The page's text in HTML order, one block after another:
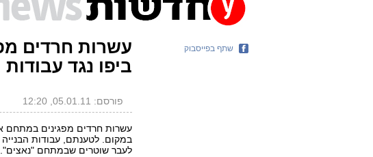
עשרות חרדים
ביפו נגד עבודות
פורסם: 05.01.11, 12:20
עשרות חרדים מפגינים במתחם
במקום. לטענתם, עבודות
לעבר שוטרים שבמתחם "נאצים".
שתף בפייסבוק